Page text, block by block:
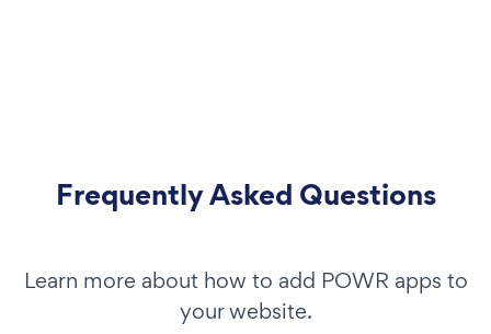
Frequently Asked Questions
Learn more about how to add POWR apps to
your website.